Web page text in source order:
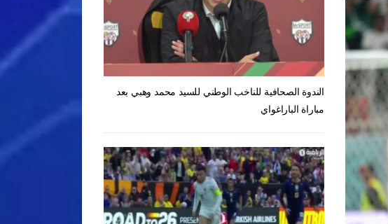
الندوة الصحافية للناخب الوطني للسيد محمد وهبي بعد
مباراة الباراغواي